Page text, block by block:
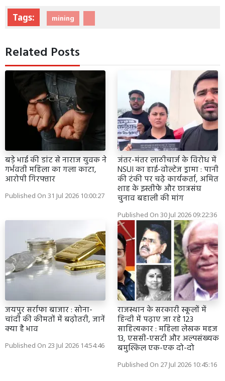
Tags: mining
Related Posts
बड़े भाई की डांट से नाराज युवक ने
गर्भवती महिला का गला काटा,
आरोपी गिरफ्तार
Published On 31 Jul 2026 10:00:27
जंतर-मंतर लाठीचार्ज के विरोध में
NSUI का हाई-वोल्टेज ड्रामा : पानी
की टंकी पर चढ़े कार्यकर्ता, अमित
शाह के इस्तीफे और छात्रसंघ
चुनाव बहाली की मांग
Published On 30 Jul 2026 09:22:36
जयपुर सर्राफा बाजार : सोना-
चांदी की कीमतों में बढ़ोतरी, जानें
क्या है भाव
Published On 23 Jul 2026 14:54:46
राजस्थान के सरकारी स्कूलों में
हिन्दी में पढ़ाए जा रहे 123
साहित्यकार : महिला लेखक महज
13, एससी-एसटी और अल्पसंख्यक
बमुश्किल एक-एक दो-दो
Published On 27 Jul 2026 10:45:16